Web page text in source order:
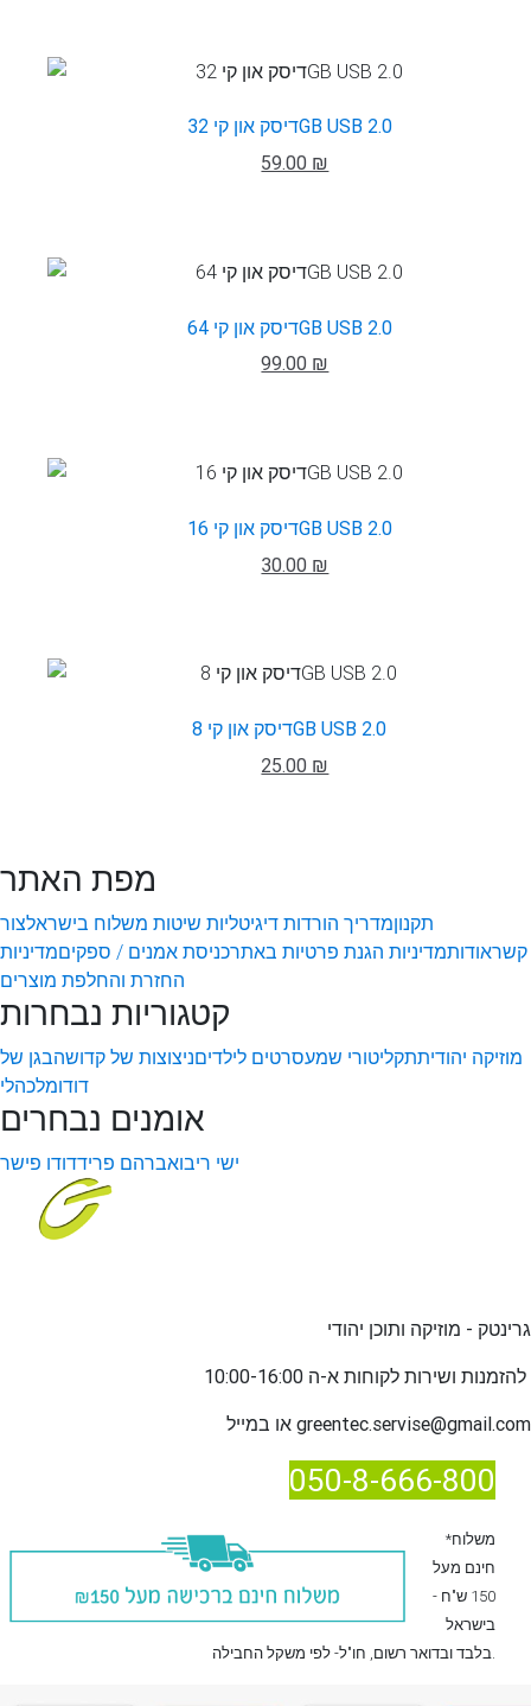
דיסק און קי 32GB USB 2.0
59.00 ₪
דיסק און קי 64GB USB 2.0
99.00 ₪
דיסק און קי 16GB USB 2.0
30.00 ₪
דיסק און קי 8GB USB 2.0
25.00 ₪
מפת האתר
תקנוןמדריך הורדות דיגיטליות שיטות משלוח בישראלצור
קשראודותמדיניות הגנת פרטיות באתרכניסת אמנים / ספקיםמדיניות
החזרת והחלפת מוצרים
קטגוריות נבחרות
מוזיקה יהודיתתקליטורי שמעסרטים לילדיםניצוצות של קדושהבגן של
דודומלכהלי
אומנים נבחרים
ישי ריבואברהם פרידדודו פישר
גרינטק - מוזיקה ותוכן יהודי
להזמנות ו
greentec.servise@gmail.com
050-8-666-800
*משלוח
חינם מעל
150 ש"ח -
בישראל
בלבדובדואר רשום , חו"ל- לפי משקל החבילה.